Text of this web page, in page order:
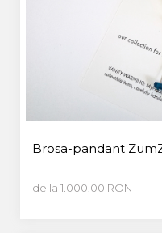
Brosa-pandant
de la 1.000,00 RON